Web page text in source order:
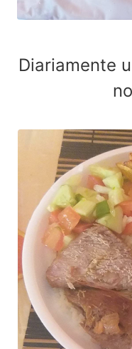
Diariamente